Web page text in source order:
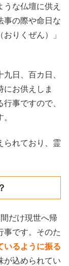
な仏壇に供え
事の際や命日な
りくぜん）」
日、百カ日、
にお供えしま
事ですので、
られており、霊
だけ現世へ帰
事です。そのた
いるように振る
が込められてい